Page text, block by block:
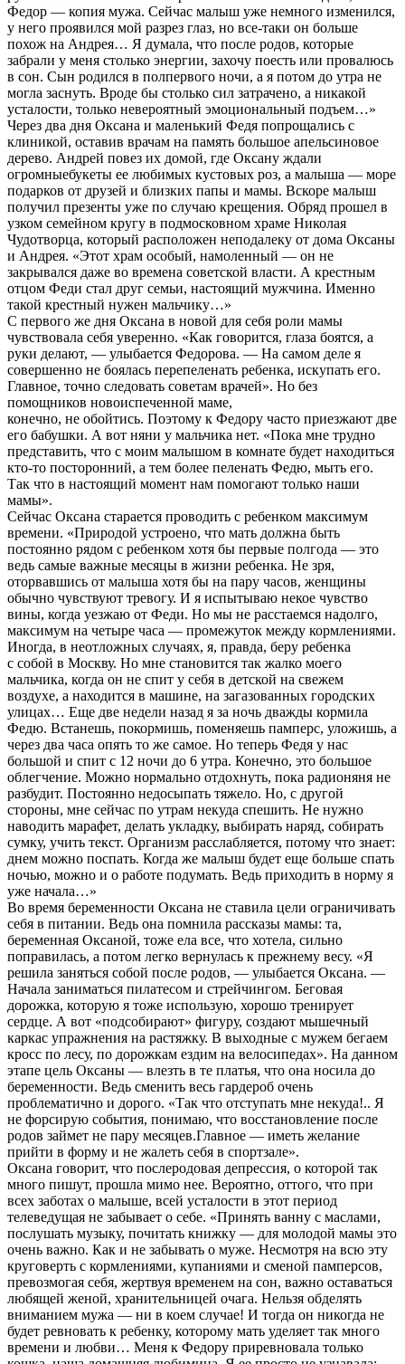
Федор — копия мужа. Сейчас малыш уже немного изменился,
у него проявился мой разрез глаз, но все-таки он больше
похож на Андрея… Я думала, что после родов, которые
забрали у меня столько энергии, захочу поесть или провалюсь
в сон. Сын родился в полпервого ночи, а я потом до утра не
могла заснуть. Вроде бы столько сил затрачено, а никакой
усталости, только невероятный эмоциональный подъем…»
Через два дня Оксана и маленький Федя попрощались с
клиникой, оставив врачам на память большое апельсиновое
дерево. Андрей повез их домой, где Оксану ждали
огромныебукеты ее любимых кустовых роз, а малыша — море
подарков от друзей и близких папы и мамы. Вскоре малыш
получил презенты уже по случаю крещения. Обряд прошел в
узком семейном кругу в подмосковном храме Николая
Чудотворца, который расположен неподалеку от дома Оксаны
и Андрея. «Этот храм особый, намоленный — он не
закрывался даже во времена советской власти. А крестным
отцом Феди стал друг семьи, настоящий мужчина. Именно
такой крестный нужен мальчику…»
С первого же дня Оксана в новой для себя роли мамы
чувствовала себя уверенно. «Как говорится, глаза боятся, а
руки делают, — улыбается Федорова. — На самом деле я
совершенно не боялась перепеленать ребенка, искупать его.
Главное, точно следовать советам врачей». Но без
помощников новоиспеченной маме,
конечно, не обойтись. Поэтому к Федору часто приезжают две
его бабушки. А вот няни у мальчика нет. «Пока мне трудно
представить, что с моим малышом в комнате будет находиться
кто-то посторонний, а тем более пеленать Федю, мыть его.
Так что в настоящий момент нам помогают только наши
мамы».
Сейчас Оксана старается проводить с ребенком максимум
времени. «Природой устроено, что мать должна быть
постоянно рядом с ребенком хотя бы первые полгода — это
ведь самые важные месяцы в жизни ребенка. Не зря,
оторвавшись от малыша хотя бы на пару часов, женщины
обычно чувствуют тревогу. И я испытываю некое чувство
вины, когда уезжаю от Феди. Но мы не расстаемся надолго,
максимум на четыре часа — промежуток между кормлениями.
Иногда, в неотложных случаях, я, правда, беру ребенка
с собой в Москву. Но мне становится так жалко моего
мальчика, когда он не спит у себя в детской на свежем
воздухе, а находится в машине, на загазованных городских
улицах… Еще две недели назад я за ночь дважды кормила
Федю. Встанешь, покормишь, поменяешь памперс, уложишь, а
через два часа опять то же самое. Но теперь Федя у нас
большой и спит с 12 ночи до 6 утра. Конечно, это большое
облегчение. Можно нормально отдохнуть, пока радионяня не
разбудит. Постоянно недосыпать тяжело. Но, с другой
стороны, мне сейчас по утрам некуда спешить. Не нужно
наводить марафет, делать укладку, выбирать наряд, собирать
сумку, учить текст. Организм расслабляется, потому что знает:
днем можно поспать. Когда же малыш будет еще больше спать
ночью, можно и о работе подумать. Ведь приходить в норму я
уже начала…»
Во время беременности Оксана не ставила цели ограничивать
себя в питании. Ведь она помнила рассказы мамы: та,
беременная Оксаной, тоже ела все, что хотела, сильно
поправилась, а потом легко вернулась к прежнему весу. «Я
решила заняться собой после родов, — улыбается Оксана. —
Начала заниматься пилатесом и стрейчингом. Беговая
дорожка, которую я тоже использую, хорошо тренирует
сердце. А вот «подсобирают» фигуру, создают мышечный
каркас упражнения на растяжку. В выходные с мужем бегаем
кросс по лесу, по дорожкам ездим на велосипедах». На данном
этапе цель Оксаны — влезть в те платья, что она носила до
беременности. Ведь сменить весь гардероб очень
проблематично и дорого. «Так что отступать мне некуда!.. Я
не форсирую события, понимаю, что восстановление после
родов займет не пару месяцев.Главное — иметь желание
прийти в форму и не жалеть себя в спортзале».
Оксана говорит, что послеродовая депрессия, о которой так
много пишут, прошла мимо нее. Вероятно, оттого, что при
всех заботах о малыше, всей усталости в этот период
телеведущая не забывает о себе. «Принять ванну с маслами,
послушать музыку, почитать книжку — для молодой мамы это
очень важно. Как и не забывать о муже. Несмотря на всю эту
круговерть с кормлениями, купаниями и сменой памперсов,
превозмогая себя, жертвуя временем на сон, важно оставаться
любящей женой, хранительницей очага. Нельзя обделять
вниманием мужа — ни в коем случае! И тогда он никогда не
будет ревновать к ребенку, которому мать уделяет так много
времени и любви… Меня к Федору приревновала только